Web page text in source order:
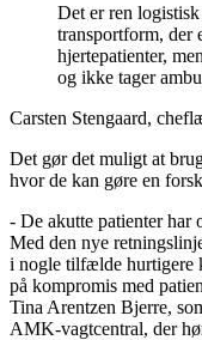
Det er ren
transportform, der
hjertepatienter,
og ikke tager
Carsten Stengaard,
Det gørdet muligt at
hvor de kan gøre en
- De akutte patienter har
Med den nye
i nogle tilfælde hurtigere
på kompromis med
Tina Arentzen Bjerre,
AMK-vagtcentral, der